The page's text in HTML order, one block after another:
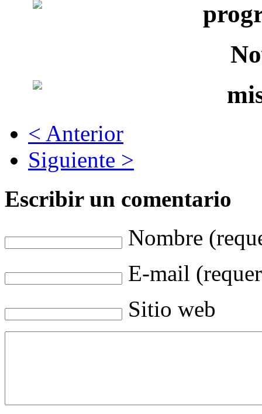
< Anterior
Siguiente >
Escribir un comentario
Nombre
E-mail
Sitio web